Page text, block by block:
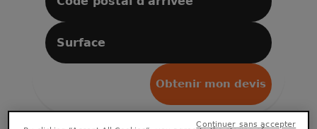
Obtenir mon devis